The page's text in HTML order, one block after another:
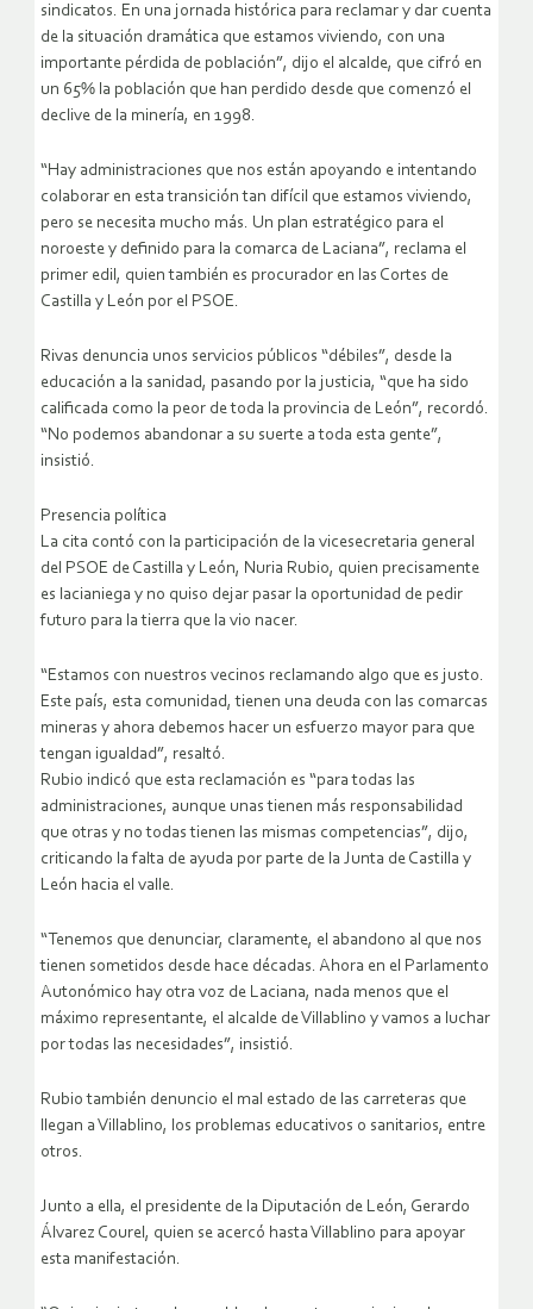
sindicatos. En una jornada histórica para reclamar y dar cuenta
de la situación dramática que estamos viviendo, con una
importante pérdida de población”, dijo el alcalde, que cifró en
un 65% la población que han perdido desde que comenzó el
declive de la minería, en 1998.
“Hay administraciones que nos están apoyando e intentando
colaborar en esta transición tan difícil que estamos viviendo,
pero se necesita mucho más. Un plan estratégico para el
noroeste y definido para la comarca de Laciana”, reclama el
primer edil, quien también es procurador en las Cortes de
Castilla y León por el PSOE.
Rivas denuncia unos servicios públicos “débiles”, desde la
educación a la sanidad, pasando por la justicia, “que ha sido
calificada como la peor de toda la provincia de León”, recordó.
“No podemos abandonar a su suerte a toda esta gente”,
insistió.
Presencia política
La cita contó con la participación de la vicesecretaria general
del PSOE de Castilla y León, Nuria Rubio, quien precisamente
es lacianiega y no quiso dejar pasar la oportunidad de pedir
futuro para la tierra que la vio nacer.
“Estamos con nuestros vecinos reclamando algo que es justo.
Este país, esta comunidad, tienen una deuda con las comarcas
mineras y ahora debemos hacer un esfuerzo mayor para que
tengan igualdad”, resaltó.
Rubio indicó que esta reclamación es “para todas las
administraciones, aunque unas tienen más responsabilidad
que otras y no todas tienen las mismas competencias”, dijo,
criticando la falta de ayuda por parte de la Junta de Castilla y
León hacia el valle.
“Tenemos que denunciar, claramente, el abandono al que nos
tienen sometidos desde hace décadas. Ahora en el Parlamento
Autonómico hay otra voz de Laciana, nada menos que el
máximo representante, el alcalde de Villablino y vamos a luchar
por todas las necesidades”, insistió.
Rubio también denuncio el mal estado de las carreteras que
llegan a Villablino, los problemas educativos o sanitarios, entre
otros.
Junto a ella, el presidente de la Diputación de León, Gerardo
Álvarez Courel, quien se acercó hasta Villablino para apoyar
esta manifestación.